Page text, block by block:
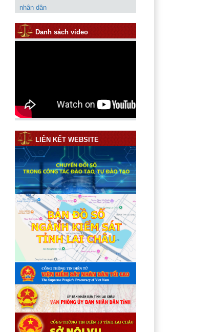
nhân dân
Chỉ thị 07 của VKSND tối cao về
tăng cường công tác kháng nghị
Hướng dẫn phần mềm thống kê
Danh sách video
LIÊN KẾT WEBSITE